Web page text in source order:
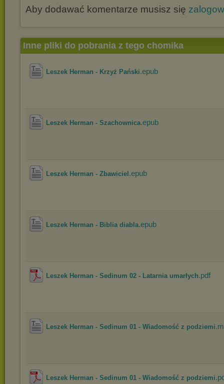
Aby dodawać komentarze musisz się
Inne pliki do pobrania z tego chomika
Leszek Herman - Krzyż Pański.epub
Leszek Herman - Szachownica.epub
Leszek Herman - Zbawiciel .epub
Leszek Herman - Biblia diabla.epub
Leszek Herman - Sedinum 02 - Latarnia umarłych.pdf
Leszek Herman - Sedinum 01 - Wiadomość z podziemi
Leszek Herman - Sedinum 01 - Wiadomość z podziemi